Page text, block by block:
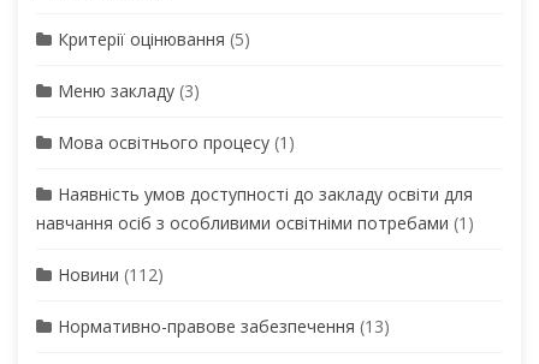
Критерії оцінювання (5)
Меню закладу (3)
Мова освітнього процесу (1)
Наявність умов доступності до закладу освіти для
навчання осіб з особливими освітніми потребами (1)
Новини (112)
Нормативно-правове забезпечення (13)